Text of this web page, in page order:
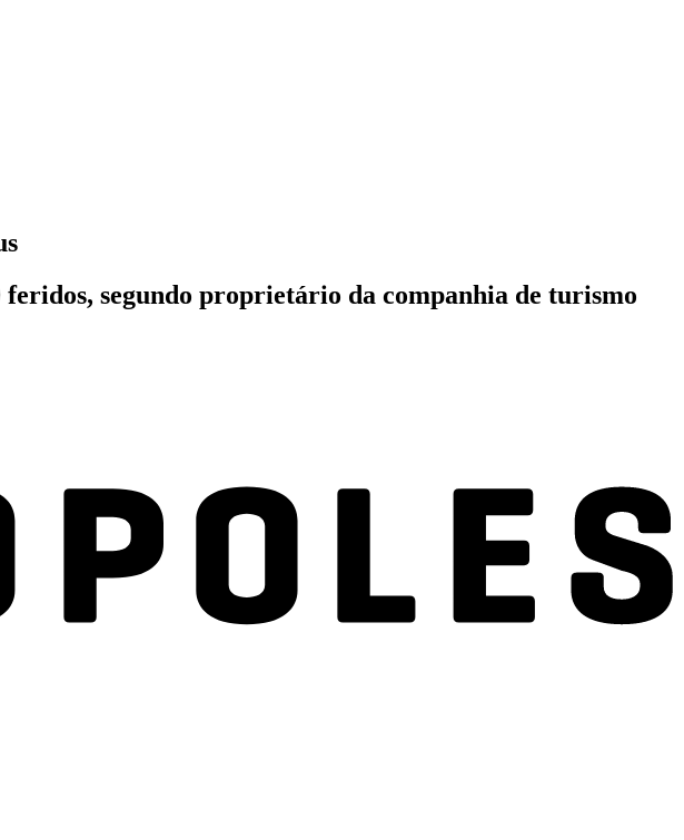
segundo proprietário da companhia de turismo